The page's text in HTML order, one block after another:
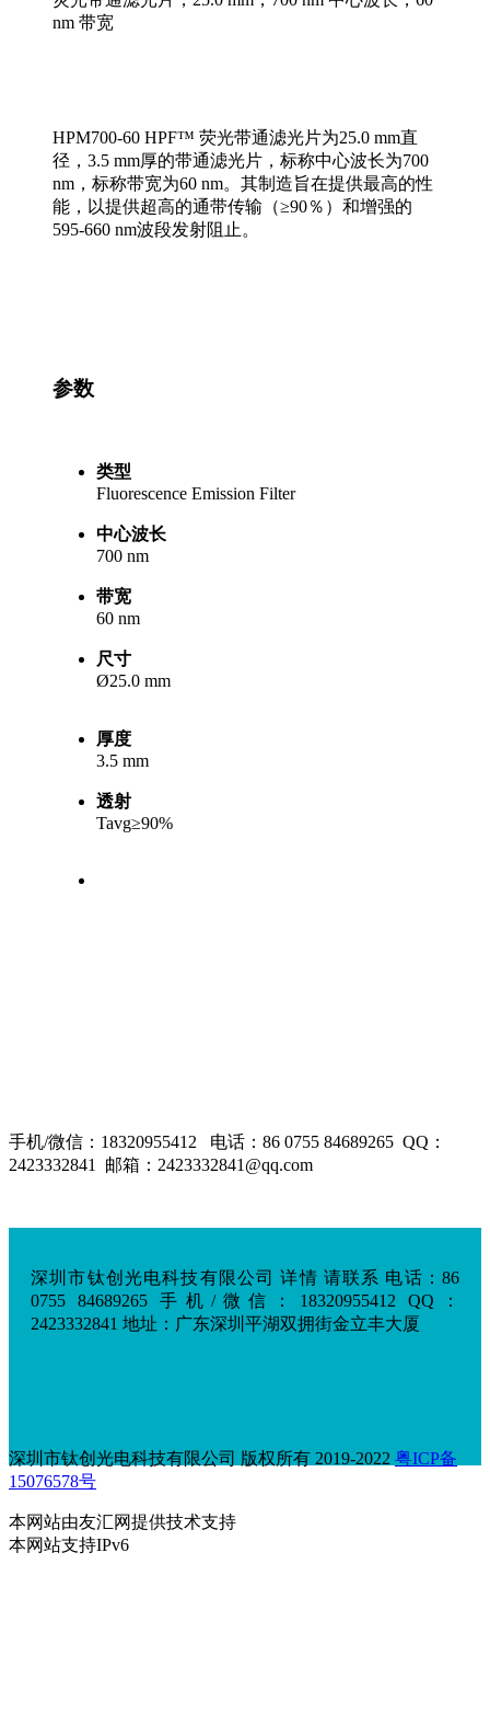
nm 带宽
HPM700-60 HPF™ 荧光带通滤光片为25.0 mm直
径，3.5 mm厚的带通滤光片，标称中心波长为700
nm，标称带宽为60 nm。其制造旨在提供最高的性
能，以提供超高的通带传输（≥90％）和增强的
595-660 nm波段发射阻止。
参数
类型
Fluorescence Emission Filter
中心波长
700 nm
带宽
60 nm
尺寸
Ø25.0 mm
厚度
3.5 mm
透射
Tavg≥90%
手机/微信：18320955412 电话：86 0755 84689265 QQ：
2423332841 邮箱：2423332841@qq.com
深圳市钛创光电科技有限公司 详情 请联系 电话：86
0755 84689265 手机/微信：18320955412 QQ：
2423332841 地址：广东深圳平湖双拥街金立丰大厦
深圳市钛创光电科技有限公司 版权所有 2019-2022 粤ICP备
15076578号
本网站由友汇网提供技术支持
本网站支持IPv6